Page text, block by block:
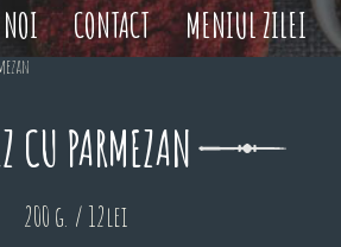
CONTACT MENIUL ZILEI
CU PARMEZAN
200 g. / 12lei